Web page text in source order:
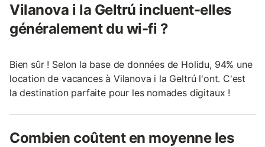
Vilanova i la Geltrú incluent-elles
généralement du wi-fi ?
Bien sûr ! Selon la base de données de Holidu, 94% une
location de vacances à Vilanova i la Geltrú l'ont. C'est
la destination parfaite pour les nomades digitaux !
Combien coûtent en moyenne les